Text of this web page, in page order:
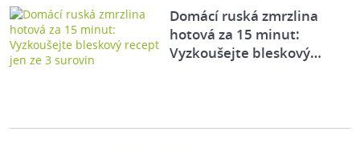
Domácí ruská zmrzlina
hotová za 15 minut:
Vyzkoušejte bleskový…